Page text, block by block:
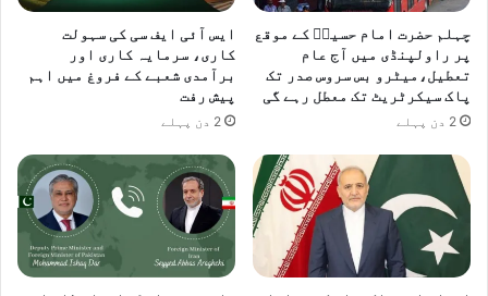
چہلم حضرت امام حسینؓ کے موقع
پر راولپنڈی میں آج عام
تعطیل،میٹرو بس سروس صدر تک
پاک سیکرٹریٹ تک معطل رہے گی
2 دن پہلے
ایس آئی ایف سی کی سہولت
کاری، سرمایہ کاری اور
برآمدی شعبے کے فروغ میں اہم
پیش رفت
2 دن پہلے